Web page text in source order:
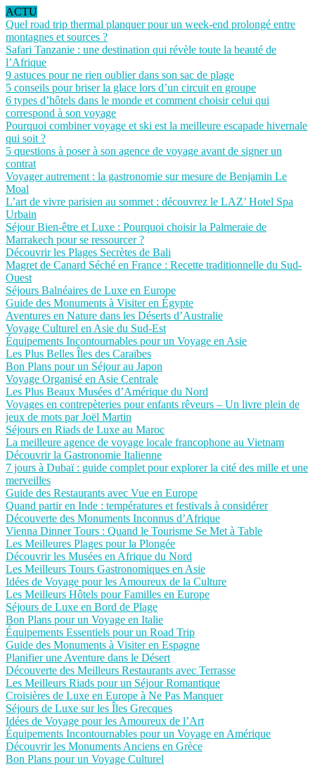
ACTU
Quel road trip thermal planquer pour un week-end prolongé entre
montagnes et sources ?
Safari Tanzanie : une destination qui révèle toute la beauté de
l’Afrique
9 astuces pour ne rien oublier dans son sac de plage
5 conseils pour briser la glace lors d’un circuit en groupe
6 types d’hôtels dans le monde et comment choisir celui qui
correspond à son voyage
Pourquoi combiner voyage et ski est la meilleure escapade hivernale
qui soit ?
5 questions à poser à son agence de voyage avant de signer un
contrat
Voyager autrement : la gastronomie sur mesure de Benjamin Le
Moal
L’art de vivre parisien au sommet : découvrez le LAZ’ Hotel Spa
Urbain
Séjour Bien-être et Luxe : Pourquoi choisir la Palmeraie de
Marrakech pour se ressourcer ?
Découvrir les Plages Secrètes de Bali
Magret de Canard Séché en France : Recette traditionnelle du Sud-
Ouest
Séjours Balnéaires de Luxe en Europe
Guide des Monuments à Visiter en Égypte
Aventures en Nature dans les Déserts d’Australie
Voyage Culturel en Asie du Sud-Est
Équipements Incontournables pour un Voyage en Asie
Les Plus Belles Îles des Caraïbes
Bon Plans pour un Séjour au Japon
Voyage Organisé en Asie Centrale
Les Plus Beaux Musées d’Amérique du Nord
Voyages en contrepèteries pour enfants rêveurs – Un livre plein de
jeux de mots par Joël Martin
Séjours en Riads de Luxe au Maroc
La meilleure agence de voyage locale francophone au Vietnam
Découvrir la Gastronomie Italienne
7 jours à Dubaï : guide complet pour explorer la cité des mille et une
merveilles
Guide des Restaurants avec Vue en Europe
Quand partir en Inde : températures et festivals à considérer
Découverte des Monuments Inconnus d’Afrique
Vienna Dinner Tours : Quand le Tourisme Se Met à Table
Les Meilleures Plages pour la Plongée
Découvrir les Musées en Afrique du Nord
Les Meilleurs Tours Gastronomiques en Asie
Idées de Voyage pour les Amoureux de la Culture
Les Meilleurs Hôtels pour Familles en Europe
Séjours de Luxe en Bord de Plage
Bon Plans pour un Voyage en Italie
Équipements Essentiels pour un Road Trip
Guide des Monuments à Visiter en Espagne
Planifier une Aventure dans le Désert
Découverte des Meilleurs Restaurants avec Terrasse
Les Meilleurs Riads pour un Séjour Romantique
Croisières de Luxe en Europe à Ne Pas Manquer
Séjours de Luxe sur les Îles Grecques
Idées de Voyage pour les Amoureux de l’Art
Équipements Incontournables pour un Voyage en Amérique
Découvrir les Monuments Anciens en Grèce
Bon Plans pour un Voyage Culturel